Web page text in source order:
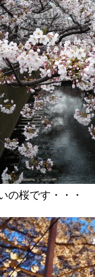
の桜です・・・